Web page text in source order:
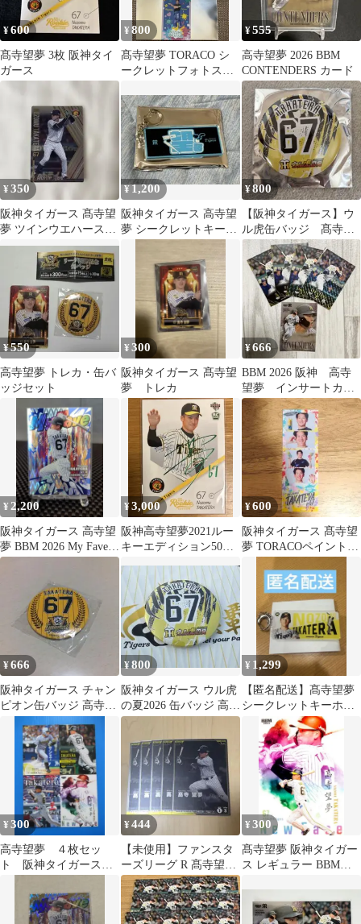
¥600
髙寺望夢 3枚 阪神タイ
ガース
¥800
髙寺望夢 TORACO シ
ークレットフォトステ
¥555
高寺望夢 2026 BBM
CONTENDERS カード
¥350
阪神タイガース 髙寺望
夢 ツインウエハース
2026
¥1,200
阪神タイガース 高寺望
夢 シークレットキーホ
¥800
【阪神タイガース】ウ
ル虎缶バッジ 髙寺望
¥550
高寺望夢 トレカ・缶バ
ッジセット
¥300
阪神タイガース 髙寺望
夢 トレカ
¥666
BBM 2026 阪神 高寺
望夢 インサートカー
ド レギュラー キ
ラ 計5枚
¥ 2,200
阪神タイガース 高寺望
夢 BBM 2026 My Fave
25枚限定
¥3,000
阪神高寺望夢2021ルー
キーエディション50セ
¥600
阪神タイガース 髙寺望
夢 TORACOペイントフ
¥666
阪神タイガース チャン
ピオン缶バッジ 高寺望
¥800
阪神タイガース ウル虎
の夏2026 缶バッジ 高寺
望夢 67
¥ 1,299
【匿名配送】髙寺望夢
シークレットキーホル
ダー 顔写真ver. 阪神 高
寺望夢
¥300
高寺望夢 ４枚セッ
ト 阪神タイガース
¥444
【未使用】ファンスタ
ーズリーグ R 髙寺望夢
5枚セット タイガース
¥300
髙寺望夢 阪神タイガー
ス レギュラー BBM